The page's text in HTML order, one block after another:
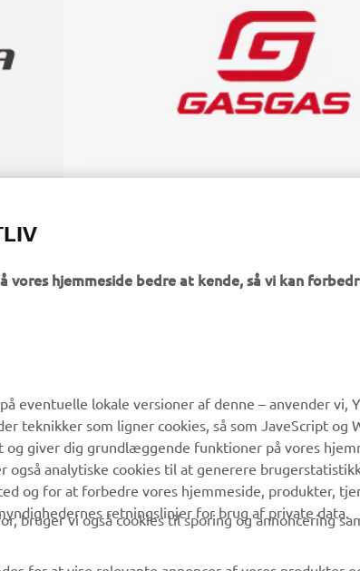
MyYamaha
Yamaha Music
Yamaha Racing
Yamaha Motor Global
Kundeservice
Yamaha-
Håndtering af
hjemmeside bedre at kende, så vi kan
eventuelle lokale versioner af denne – anvender vi,
teknikker som ligner cookies, så som JaveScript og
giver dig grundlæggende funktioner på vores
analytiske cookies til at generere
og for at forbedre vores hjemmeside, produkter,
retningslinjer for brug af private data.
bruger vi også cookies til sporing og annoncering